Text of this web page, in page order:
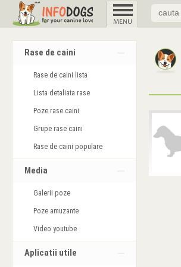
Rase de caini
Rase de caini lista
Lista detaliata rase
Poze rase caini
Grupe rase caini
Rase de caini populare
Media
Galerii poze
Poze amuzante
Video youtube
Aplicatii utile